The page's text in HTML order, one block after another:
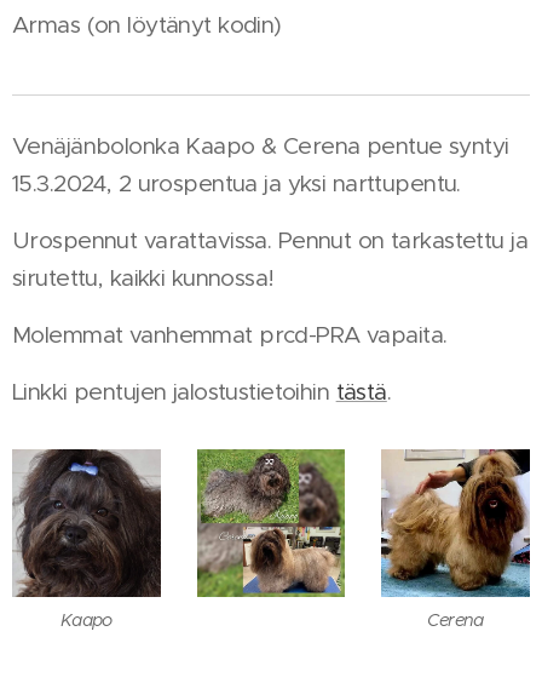
Armas (on löytänyt kodin)
Venäjänbolonka Kaapo & Cerena pentue syntyi
15.3.2024, 2 urospentua ja yksi narttupentu.
Urospennut varattavissa. Pennut on tarkastettu ja
sirutettu, kaikki kunnossa!
Molemmat vanhemmat prcd-PRA vapaita.
Linkki pentujen jalostustietoihin tästä.
Kaapo Cerena